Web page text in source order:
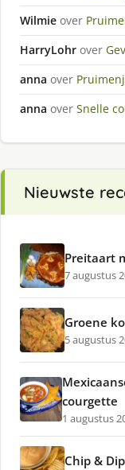
Wilmie over
HarryLohr over
anna over
anna over Snelle
Nieuwste
Preitaart
7 augustus
Groene
5 augustus
courgette
1 augustus
Chip & Dip